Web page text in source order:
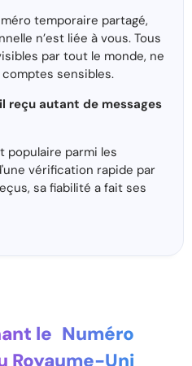
temporaire partagé,
n’est liée à vous. Tous
par tout le monde, ne
sensibles.
reçu autant de messages
populaire parmi les
vérification rapide par
sa fiabilité a fait ses
le Numéro
Royaume-Uni